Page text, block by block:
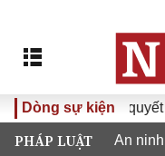
Dòng sự kiện
Đưa Nghị quyết Đại
PHÁP LUẬT An